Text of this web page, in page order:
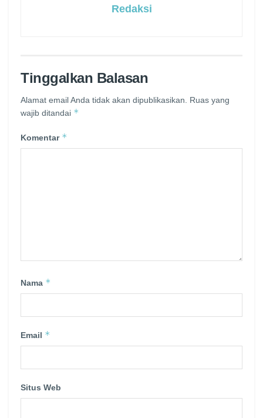
Redaksi
Tinggalkan Balasan
Alamat email Anda tidak akan dipublikasikan.
Ruas yang
wajib ditandai *
Komentar *
Nama *
Email *
Situs Web